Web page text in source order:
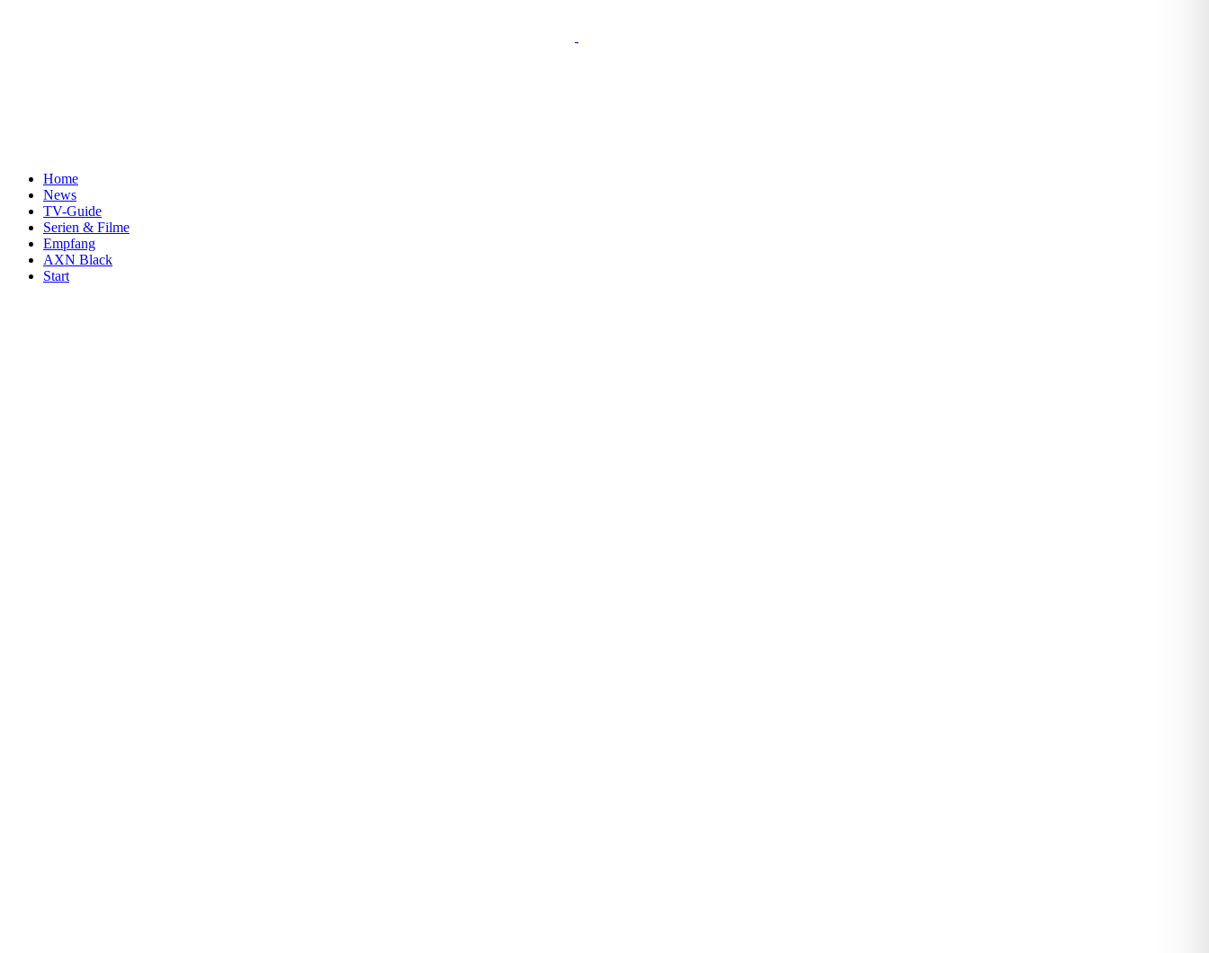
Home
News
TV-Guide
Serien & Filme
Empfang
AXN Black
Start